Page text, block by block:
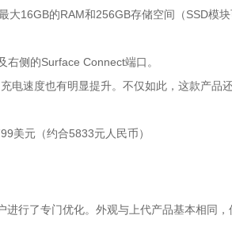
16GB的RAM和256GB存储空间（SSD模
侧的Surface Connect端口。
速度也有明显提升。不仅如此，这款产品
美元（约合5833元人民币）
行了专门优化。外观与上代产品基本相同，